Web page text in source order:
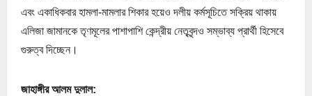
এবং একাধিকবার হামলা-মামলার শিকার হয়েও দলীয় কর্মসূচিতে সক্রিয় থাকায়
এলিজা জামানকে তৃণমূলের পাশাপাশি কেন্দ্রীয় নেতৃবৃন্দও সম্ভাব্য প্রার্থী হিসেবে
গুরুত্ব দিচ্ছেন।
জাহাঙ্গীর আলম দুলাল: